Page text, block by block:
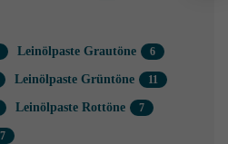
Leinölpaste Grautöne
Leinölpaste Grüntöne
Leinölpaste Rottöne